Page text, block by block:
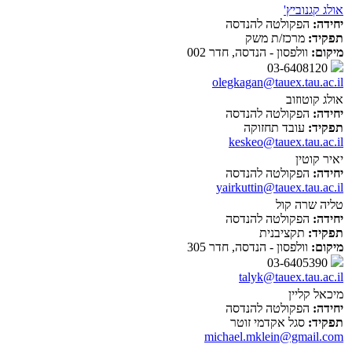
אולג קגנוביץ'
יחידה: הפקולטה להנדסה
תפקיד: מרכז/ת משק
מיקום: וולפסון - הנדסה, חדר 002
olegkagan@tauex.tau.ac.il
אולג קוטוזוב
יחידה: הפקולטה להנדסה
תפקיד: עובד תחזוקה
keskeo@tauex.tau.ac.il
יאיר קוטין
יחידה: הפקולטה להנדסה
yairkuttin@tauex.tau.ac.il
טליה שרה קול
יחידה: הפקולטה להנדסה
תפקיד: תקציבנית
מיקום: וולפסון - הנדסה, חדר 305
talyk@tauex.tau.ac.il
מיכאל קליין
יחידה: הפקולטה להנדסה
תפקיד: סגל אקדמי זוטר
michael.mklein@gmail.com